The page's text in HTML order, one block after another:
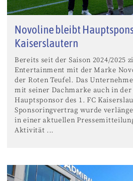
Novoline bleibt
Kaiserslautern
Bereits seit der Saison 2024/2025
Entertainment mit der Marke
der Roten Teufel. Das
mit seiner Dachmarke auch in der
Hauptsponsor des 1. FC
Sponsoringvertrag wurde
in einer aktuellen
Aktivität ...